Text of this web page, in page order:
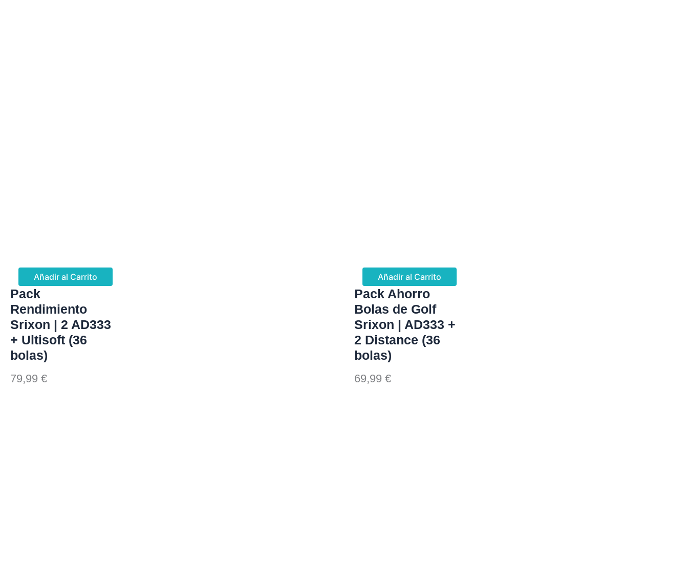
Añadir al Carrito
Pack
Rendimiento
Srixon | 2 AD333
+ Ultisoft (36
bolas)
79,99 €
Añadir al Carrito
Pack Ahorro
Bolas de Golf
Srixon | AD333 +
2 Distance (36
bolas)
69,99 €